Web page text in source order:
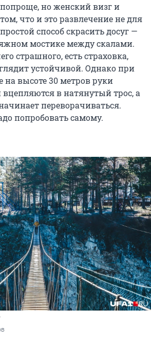
но женский визг и
что и это развлечение не для
способ скрасить досуг —
мостике между скалами.
страшного, есть страховка,
устойчивой. Однако при
на высоте 30 метров руки
в натянутый трос, а
переворачиваться.
попробовать самому.